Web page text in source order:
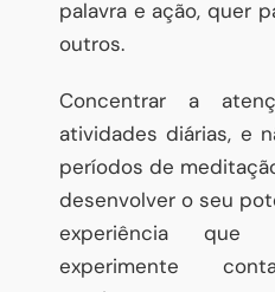
palavra e ação, quer
outros.
Concentrar a
atividades diárias, e
períodos de
desenvolver o seu
experiência
experimente